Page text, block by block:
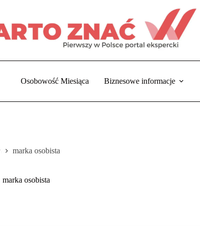
Osobowość Miesiąca Biznesowe informacje
marka osobista
marka osobista